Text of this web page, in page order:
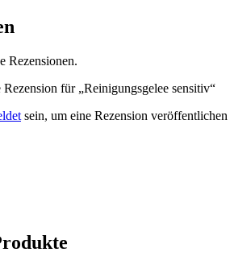
Rezensionen.
Rezension für „Reinigungsgelee sensitiv“
sein, um eine Rezension veröffentlichen